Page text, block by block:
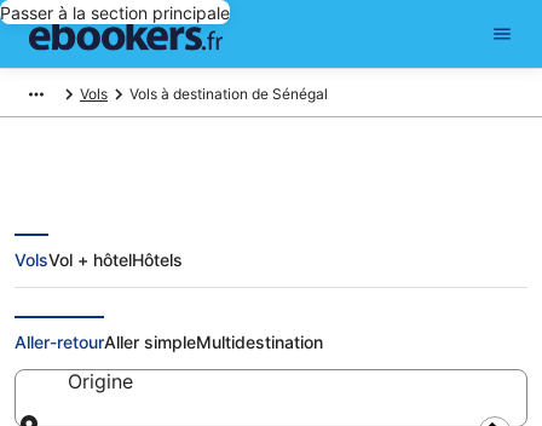
Passer à la section principale
Vols Vols à destination de Sénégal
Vols Sénégal: réserver un billet
d'avion pas cher
VolsVol + hôtelHôtels
Aller-retourAller simpleMultidestination
Origine